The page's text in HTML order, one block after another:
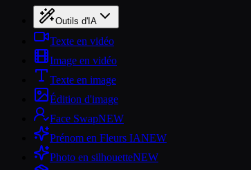
Outils d'IA
Texte en vidéo
Image en vidéo
Texte en image
Édition d'image
Face SwapNEW
Prénom en Fleurs IANEW
Photo en silhouetteNEW